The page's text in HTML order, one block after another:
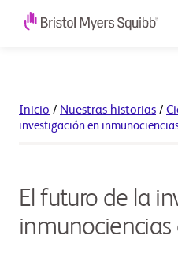
Inicio / Nuestras historias /
investigación en
El futuro de la